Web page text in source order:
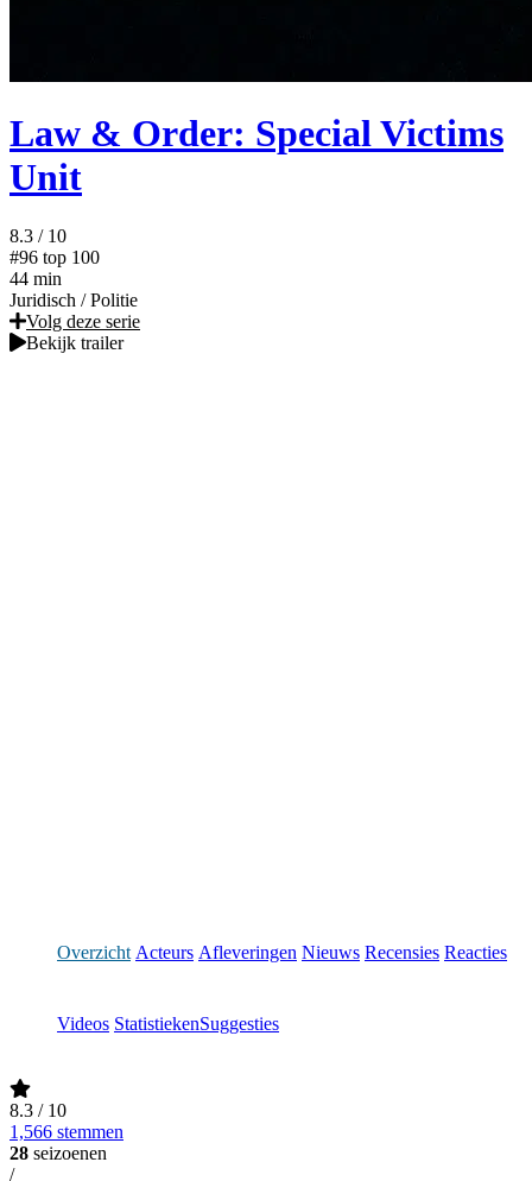
Law & Order: Special Victims
Unit
8.3 / 10
#96 top 100
44 min
Juridisch / Politie
Volg deze serie
Bekijk trailer
Overzicht Acteurs Afleveringen Nieuws Recensies Reacties
Videos StatistiekenSuggesties
8.3 / 10
1,566 stemmen
28 seizoenen
/